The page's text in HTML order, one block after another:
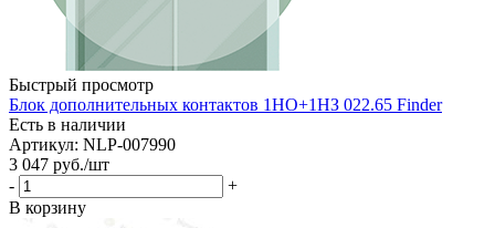
Быстрый просмотр
Блок дополнительных контактов 1НО+1НЗ 022.65 Finder
Есть в наличии
Артикул: NLP-007990
3 047 руб./шт
-
+
В корзину